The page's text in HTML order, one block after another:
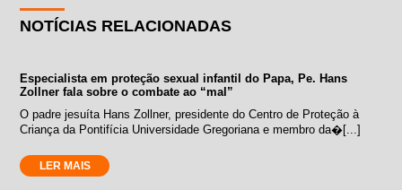
NOTÍCIAS RELACIONADAS
Especialista em proteção sexual infantil do Papa, Pe. Hans
Zollner fala sobre o combate ao “mal”
O padre jesuíta Hans Zollner, presidente do Centro de Proteção à
Criança da Pontifícia Universidade Gregoriana e membro da�[...]
LER MAIS